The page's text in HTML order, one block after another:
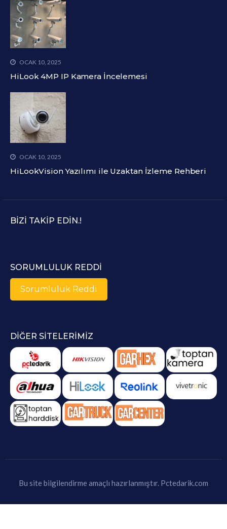
OCAK 10, 2025
HiLook 4MP IP Kamera İncelemesi
OCAK 10, 2025
HiLookVision Yazılımı ile Uzaktan İzleme Rehberi
BIZI TAKIP EDIN.!
SORUMLULUK REDDI
Sorumluluk Reddi
DIĞER SITELERIMIZ
Bu site bilgilendirme amaçlı hazırlanmıştır. Pctedarik.com